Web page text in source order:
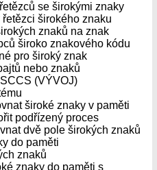
se širokými znaky
širokého znaku
znaků na znak
široko znakového kódu
pro široký znak
nebo znaků
(VÝVOJ)
široké znaky v paměti
podřízený proces
dvě pole širokých znaků
do paměti
znaků
znaky do paměti s